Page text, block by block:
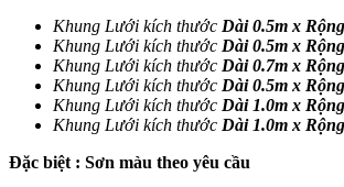
Khung Lưới kích thước Dài 0.5m x
Khung Lưới kích thước Dài 0.5m x
Khung Lưới kích thước Dài 0.7m x
Khung Lưới kích thước Dài 0.5m x
Khung Lưới kích thước Dài 1.0m x
Khung Lưới kích thước Dài 1.0m x
Đặc biệt : Sơn màu theo yêu cầu